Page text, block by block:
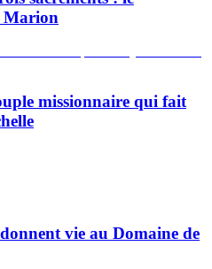
Marion
missionnaire qui fait
vie au Domaine de